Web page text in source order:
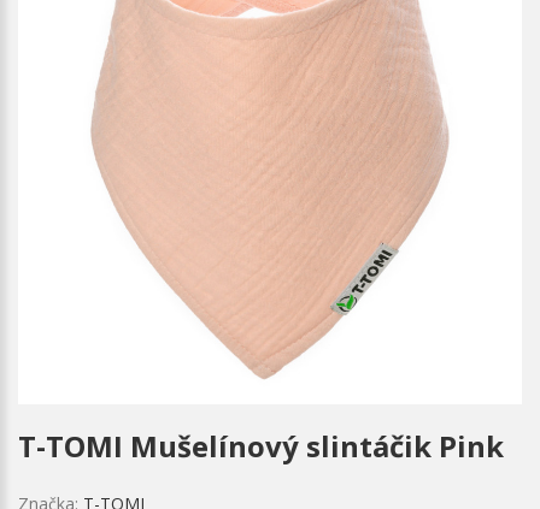
T-TOMI Mušelínový slintáčik Pink
Značka: T-TOMI